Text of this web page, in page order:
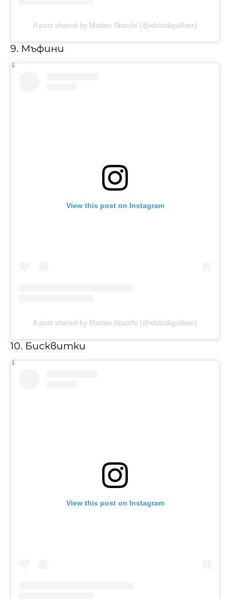
A post shared by Matteo Stucchi (@idolcidigulliver)
9. Мъфини
View this post on Instagram
A post shared by Matteo Stucchi (@idolcidigulliver)
10. Бисквитки
View this post on Instagram